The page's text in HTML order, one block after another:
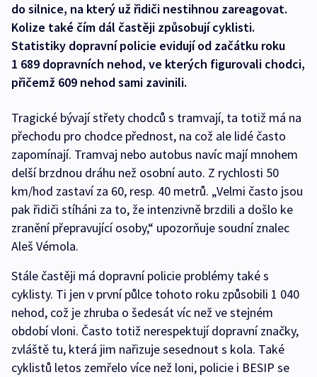
do silnice, na který už řidiči nestihnou zareagovat.
Kolize také čím dál častěji způsobují cyklisti.
Statistiky dopravní policie evidují od začátku roku
1 689 dopravních nehod, ve kterých figurovali chodci,
přičemž 609 nehod sami zavinili.
Tragické bývají střety chodců s tramvají, ta totiž má na
přechodu pro chodce přednost, na což ale lidé často
zapomínají. Tramvaj nebo autobus navíc mají mnohem
delší brzdnou dráhu než osobní auto. Z rychlosti 50
km/hod zastaví za 60, resp. 40 metrů. „Velmi často jsou
pak řidiči stíháni za to, že intenzivně brzdili a došlo ke
zranění přepravující osoby,“ upozorňuje soudní znalec
Aleš Vémola.
Stále častěji má dopravní policie problémy také s
cyklisty. Ti jen v první půlce tohoto roku způsobili 1 040
nehod, což je zhruba o šedesát víc než ve stejném
období vloni. Často totiž nerespektují dopravní značky,
zvláště tu, která jim nařizuje sesednout s kola. Také
cyklistů letos zemřelo více než loni, policie i BESIP se